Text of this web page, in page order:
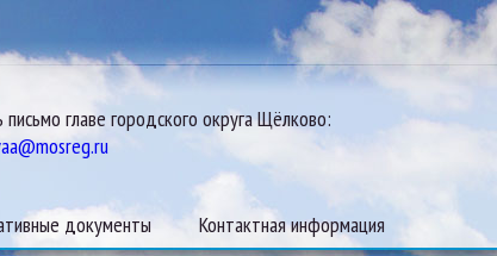
письмо главе городского округа Щёлково:
документы Контактная информация